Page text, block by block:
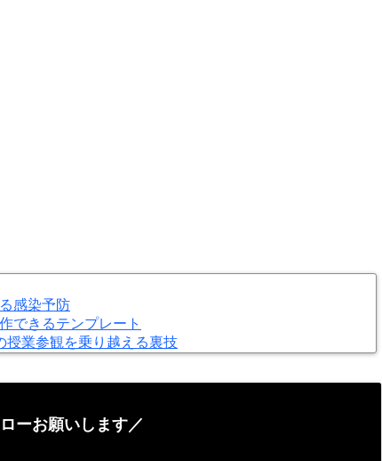
感染予防
できるテンプレート
授業参観を乗り越える裏技
ーお願いします／